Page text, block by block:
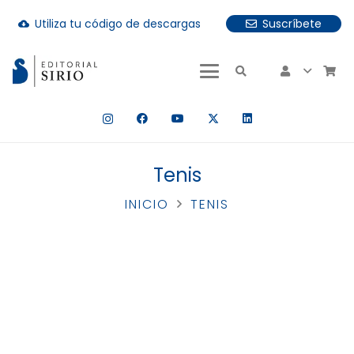
cloud_download Utiliza tu código de descargas
Suscríbete
hay resultados autocompletados, puedes utilizar las
Tenis
INICIO TENIS